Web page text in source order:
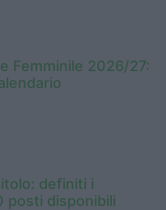
Femminile 2026/27:
definiti i
posti disponibili